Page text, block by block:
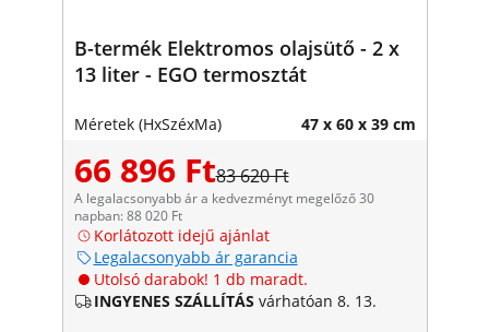
B-termék Elektromos olajsütő - 2 x
13 liter - EGO termosztát
Méretek (HxSzéxMa) 47 x 60 x 39 cm
66 896 Ft83 620 Ft
A legalacsonyabb ár a kedvezményt megelőző 30
napban: 88 020 Ft
Korlátozott idejű ajánlat
Legalacsonyabb ár garancia
Utolsó darabok! 1 db maradt.
INGYENES SZÁLLÍTÁS várhatóan 8. 13.